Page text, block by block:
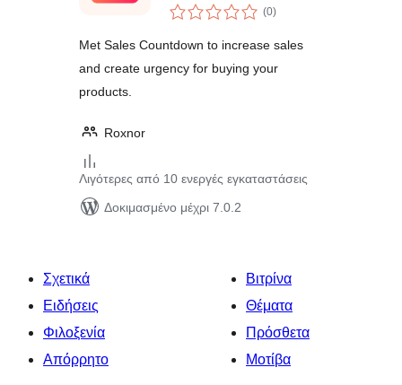
All‑in‑one FOMO
WooCommerce
(0αξιολογήσεις
σύνολο
)
Met Sales Countdown to increase sales
and create urgency for buying your
products.
Roxnor
Λιγότερες από 10 ενεργές εγκαταστάσεις
Δοκιμασμένο μέχρι 7.0.2
Σχετικά
Ειδήσεις
Φιλοξενία
Απόρρητο
Βιτρίνα
Θέματα
Πρόσθετα
Μοτίβα